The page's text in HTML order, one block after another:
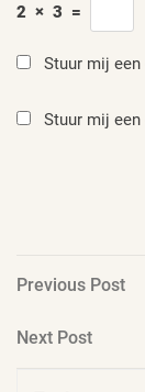
2 × 3 =
Stuur mij
Stuur mij
Previous
Previous Post
Next
Next Post